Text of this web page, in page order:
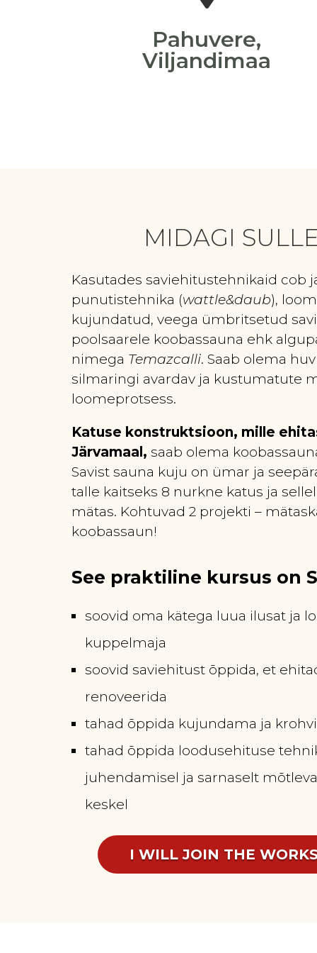
Pahuvere,
Viljandimaa
MIDAGI
Kasutades saviehitustehnikaid cob
punutistehnika (wattle&daub),
kujundatud, veega ümbritsetud
poolsaarele koobassauna ehk
nimega Temazcalli. Saab olema
silmaringi avardav ja kustumatute
loomeprotsess.
Katuse konstruktsioon, mille
Järvamaal, saab olema
Savist sauna kuju on ümar ja
talle kaitseks 8 nurkne katus ja
mätas. Kohtuvad 2 projekti –
koobassaun!
See praktiline kursus on
soovid oma kätega luua ilusat ja
kuppelmaja
soovid saviehitust õppida, et
renoveerida
tahad õppida kujundama ja
tahad õppida loodusehituse
juhendamisel ja sarnaselt
keskel
I WILL JOIN THE